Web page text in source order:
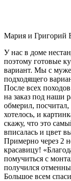
Мария и Григорий
У нас в доме
поэтому готовые
вариант. Мы с
подходящего
После всех
на заказ под наши
обмерил,
хотелось, и
скажу, что это
вписалась и цвет
Примерно через 2
красавицу!
помучиться с
получился
Большое всем